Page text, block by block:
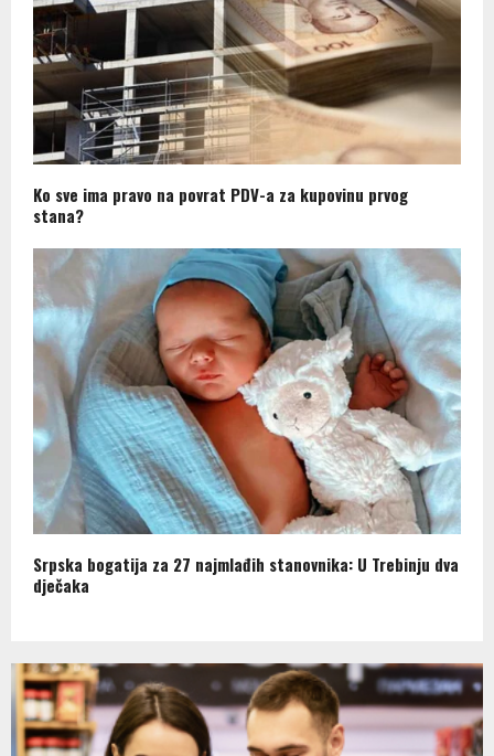
Ko sve ima pravo na povrat PDV-a za kupovinu prvog
stana?
Srpska bogatija za 27 najmlađih stanovnika: U Trebinju dva
dječaka